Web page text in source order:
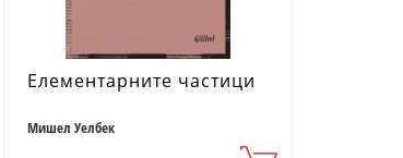
Елементарните частици
Мишел Уелбек